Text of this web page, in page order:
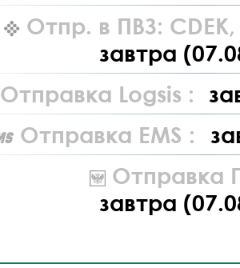
Отпр. в ПВЗ: CDEK,
завтра
Отправка Logsis :
Отправка EMS :
Отправка
завтра